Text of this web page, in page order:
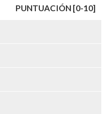
PUNTUACIÓN [0-10]